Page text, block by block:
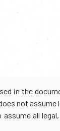
in the
not
all